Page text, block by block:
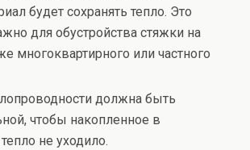
будет сохранять тепло. Это
для обустройства стяжки на
многоквартирного или частного
должна быть
чтобы накопленное в
не уходило.